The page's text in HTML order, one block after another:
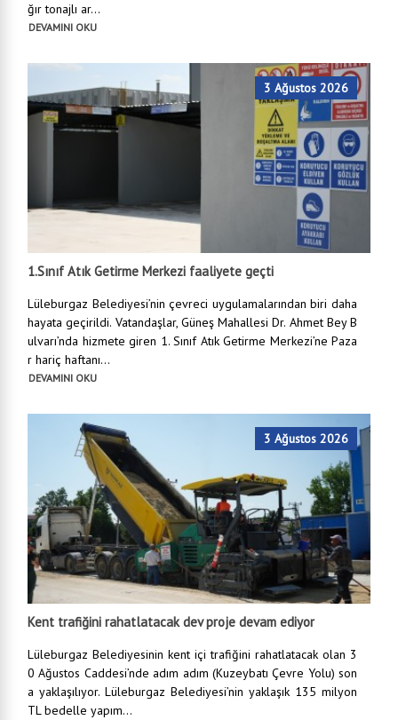
ğır tonajlı ar...
DEVAMINI OKU
3 Ağustos 2026
1.Sınıf Atık Getirme Merkezi faaliyete geçti
Lüleburgaz Belediyesi’nin çevreci uygulamalarından biri daha
hayata geçirildi. Vatandaşlar, Güneş Mahallesi Dr. Ahmet Bey B
ulvarı’nda hizmete giren 1. Sınıf Atık Getirme Merkezi’ne Paza
r hariç haftanı...
DEVAMINI OKU
3 Ağustos 2026
Kent trafiğini rahatlatacak dev proje devam ediyor
Lüleburgaz Belediyesinin kent içi trafiğini rahatlatacak olan 3
0 Ağustos Caddesi’nde adım adım (Kuzeybatı Çevre Yolu) son
a yaklaşılıyor. Lüleburgaz Belediyesi’nin yaklaşık 135 milyon
TL bedelle yapım...